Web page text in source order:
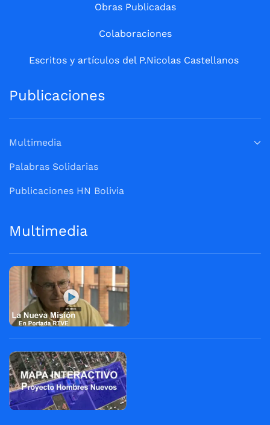
Obras Publicadas
Colaboraciones
Escritos y artículos del P.Nicolas Castellanos
Publicaciones
Multimedia
Palabras Solidarias
Publicaciones HN Bolivia
Multimedia